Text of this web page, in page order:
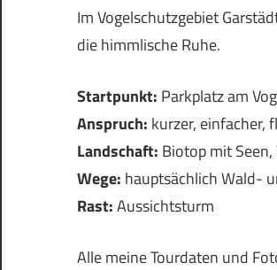
Im Vogelschutzgebiet
die himmlische Ruhe.
Startpunkt: Parkplatz am
Anspruch: kurzer, einfacher,
Landschaft: Biotop mit
Wege: hauptsächlich Wald-
Rast:Aussichtsturm
Alle meine Tourdaten und